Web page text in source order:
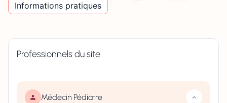
Informations pratiques
Professionnels du site
Médecin Pédiatre